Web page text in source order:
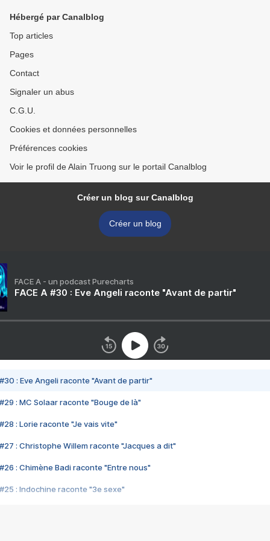
Hébergé par Canalblog
Top articles
Pages
Contact
Signaler un abus
C.G.U.
Cookies et données personnelles
Préférences cookies
Voir le profil de Alain Truong sur le portail Canalblog
Créer un blog sur Canalblog
Créer un blog
FACE A - un podcast Purecharts
FACE A #30 : Eve Angeli raconte "Avant de partir"
#30 : Eve Angeli raconte "Avant de partir"
#29 : MC Solaar raconte "Bouge de là"
#28 : Lorie raconte "Je vais vite"
#27 : Christophe Willem raconte "Jacques a dit"
#26 : Chimène Badi raconte "Entre nous"
#25 : Indochine raconte "3e sexe"